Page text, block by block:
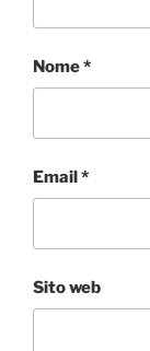
Nome*
Email*
Sito web